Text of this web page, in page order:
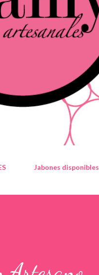
Jabones disponibles